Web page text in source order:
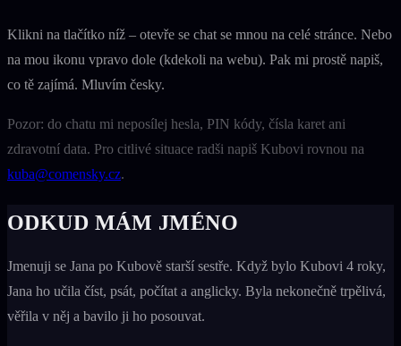
Klikni na tlačítko níž – otevře se chat se mnou na celé stránce. Nebo
na mou ikonu vpravo dole (kdekoli na webu). Pak mi prostě napiš,
co tě zajímá. Mluvím česky.
Pozor: do chatu mi neposílej hesla, PIN kódy, čísla karet ani
zdravotní data. Pro citlivé situace radši napiš Kubovi rovnou na
kuba@comensky.cz.
ODKUD MÁM JMÉNO
Jmenuji se Jana po Kubově starší sestře. Když bylo Kubovi 4 roky,
Jana ho učila číst, psát, počítat a anglicky. Byla nekonečně trpělivá,
věřila v něj a bavilo ji ho posouvat.